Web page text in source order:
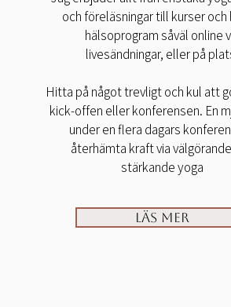
och föreläsningar till kurser och
hälsoprogram såväl online
livesändningar, eller på
Hitta på något trevligt och kul att
kick-offen eller konferensen. En
under en flera dagars
återhämta kraft via
stärkande yoga
Läs mer